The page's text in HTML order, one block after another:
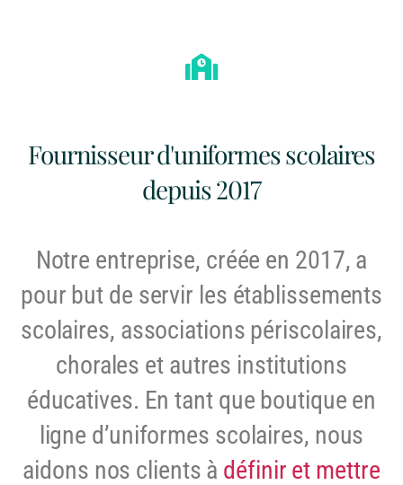
Fournisseur d'uniformes scolaires
depuis 2017
Notre entreprise, créée en 2017, a
pour but de servir les établissements
scolaires, associations périscolaires,
chorales et autres institutions
éducatives. En tant que boutique en
ligne d’uniformes scolaires, nous
aidons nos clients à définir et mettre